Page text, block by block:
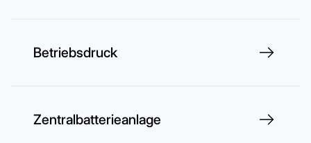
Betriebsdruck
Zentralbatterieanlage